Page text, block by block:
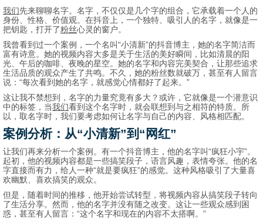
我们先来聊聊名字。名字，不仅仅是几个字的组合，它承载着一个人的
身份、性格、价值观。在抖音上，一个独特、吸引人的名字，就像是一
把钥匙，打开了粉丝心灵的窗户。
我曾看到过一个案例，一个名叫“小清新”的抖音博主，她的名字简洁而
富有诗意。她的视频内容大多是关于生活的美好瞬间，比如清晨的阳
光、午后的咖啡、夜晚的星空。她的名字和内容完美契合，让那些追求
生活品质的观众产生了共鸣。不久，她的粉丝数就破万，甚至有人留言
说：“每次看到她的名字，就感觉心情都好了起来。”
这让我不禁想到，名字的力量究竟有多大？或许，它就像是一个潜意识
中的标签，当我们看到这个名字时，就会联想到与之相符的特质。所
以，取名字时，我们要考虑如何让名字与自己的内容、风格相匹配。
案例分析：从“小清新”到“网红”
让我们再来分析一个案例。有一个抖音博主，他的名字叫“疯狂小宇”。
起初，他的视频内容都是一些搞笑段子，语言风趣，表情夸张。他的名
字直接而有力，给人一种“就是要疯狂”的感觉。这种风格吸引了大量喜
欢幽默、喜欢搞笑的观众。
但是，随着时间的推移，他开始尝试转型，将视频内容从搞笑段子转向
了生活分享。然而，他的名字并没有随之改变。这让一些观众感到困
惑，甚至有人留言：“这个名字和现在的内容不太搭啊。”